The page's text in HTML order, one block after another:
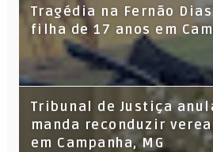
Tragédia na Fernão
filha de 17 anos em
Tribunal de Justiça
manda reconduzir
em Campanha, MG